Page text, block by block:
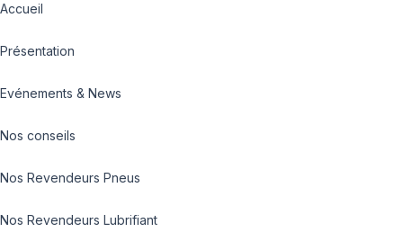
Accueil
Présentation
Evénements & News
Nos conseils
Nos Revendeurs Pneus
Nos Revendeurs Lubrifiant